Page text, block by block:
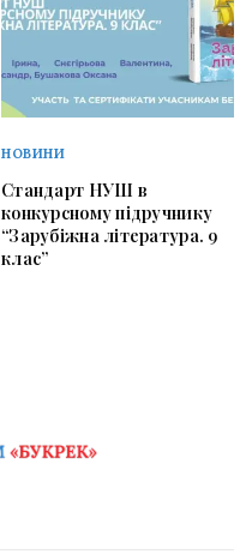
НОВИНИ
Стандарт НУШ в
конкурсному підручнику
“Зарубіжна література. 9
клас”